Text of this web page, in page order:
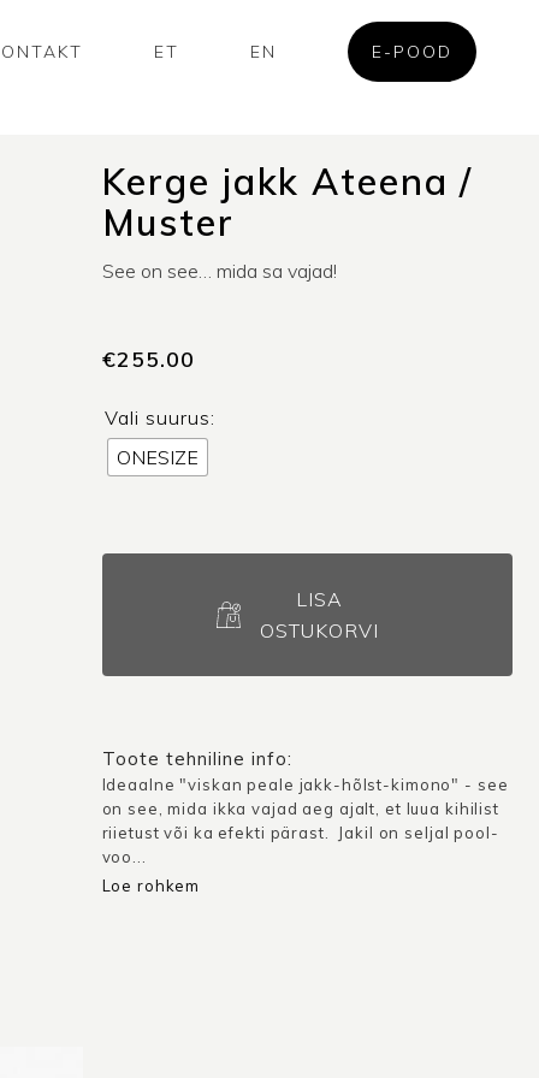
ET EN E-POOD
Kerge jakk Ateena /
Muster
See on see… mida sa vajad!
€255.00
Vali suurus:
ONESIZE
LISA
OSTUKORVI
Toote tehniline info:
Ideaalne "viskan peale jakk-hõlst-kimono" - see
on see, mida ikka vajad aeg ajalt, et luua kihilist
riietust või ka efekti pärast. Jakil on seljal pool-
voo...
Loe rohkem